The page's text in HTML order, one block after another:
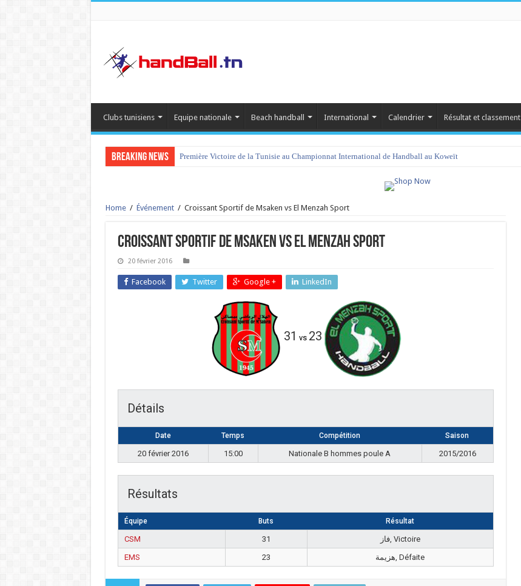
Clubs tunisiens Equipe nationale Beach handball International Calendrier Résultat et classement
Breaking News Première Victoire de la Tunisie au Championnat International de Handball au Koweït
Home / Événement / Croissant Sportif de Msaken vs El Menzah Sport
Croissant Sportif de Msaken vs El Menzah Sport
20 février 2016
Facebook Twitter Google + LinkedIn
31 vs 23
Détails
Date Temps Compétition Saison
20 février 2016 15:00 Nationale B hommes poule A 2015/2016
Résultats
Équipe Buts Résultat
CSM 31
فاز, Victoire
EMS
23 هزيمة, Défaite